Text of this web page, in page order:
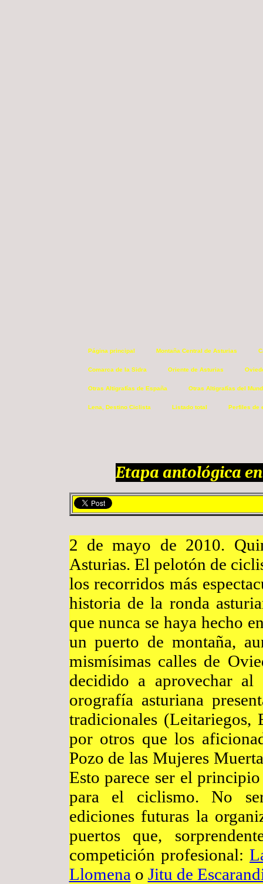
Página principal Montaña Central de Asturias
Comarca de la Sidra Oriente de Asturias
Otras Altigrafías de España Otras Altigrafías del
Lena, Destino Ciclista Listado total Perfiles de
Etapa antológica
2 de mayo de 2010.
Asturias. El pelotón de
los recorridos más
historia de la ronda
que nunca se haya hecho
un puerto de montaña,
mismísimas calles de
decidido a aprovechar
orografía asturiana
tradicionales (Leitariegos,
por otros que los
Pozo de las Mujeres
Esto parece ser el
para el ciclismo. No
ediciones futuras la
puertos que,
competición profesional:
Llomena o Jitu de